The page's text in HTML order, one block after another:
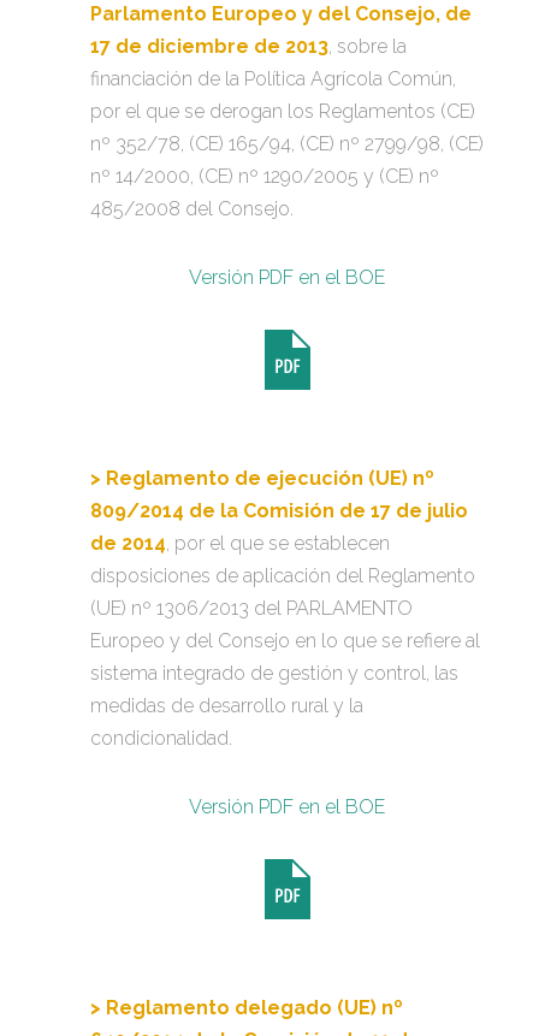
Parlamento Europeo y del Consejo, de
17 de diciembre de 2013, sobre la
financiación de la Política Agrícola Común,
por el que se derogan los Reglamentos (CE)
nº 352/78, (CE) 165/94, (CE) nº 2799/98, (CE)
nº 14/2000, (CE) nº 1290/2005 y (CE) nº
485/2008 del Consejo.
Versión PDF en el BOE
> Reglamento de ejecución (UE) nº
809/2014 de la Comisión de 17 de julio
de 2014 , por el que se establecen
disposiciones de aplicación del Reglamento
(UE) nº 1306/2013 del PARLAMENTO
Europeo y del Consejo en lo que se refiere al
sistema integrado de gestión y control, las
medidas de desarrollo rural y la
condicionalidad.
Versión PDF en el BOE
> Reglamento delegado (UE) nº